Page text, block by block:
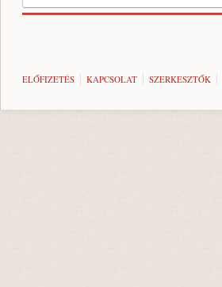
ELŐFIZETÉS KAPCSOLAT SZERKESZTŐK